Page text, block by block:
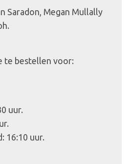
Saradon, Megan Mullally
te bestellen voor:
uur.
16:10 uur.